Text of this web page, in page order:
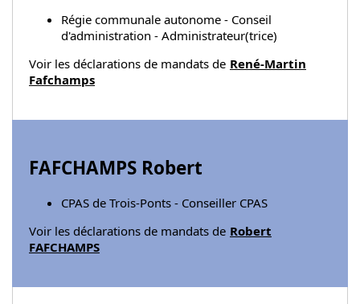
Régie communale autonome - Conseil
d'administration - Administrateur(trice)
Voir les déclarations de mandats de René-Martin
Fafchamps
FAFCHAMPS Robert
CPAS de Trois-Ponts - Conseiller CPAS
Voir les déclarations de mandats de Robert
FAFCHAMPS